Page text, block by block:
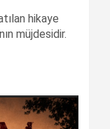
hikaye
müjdesidir.